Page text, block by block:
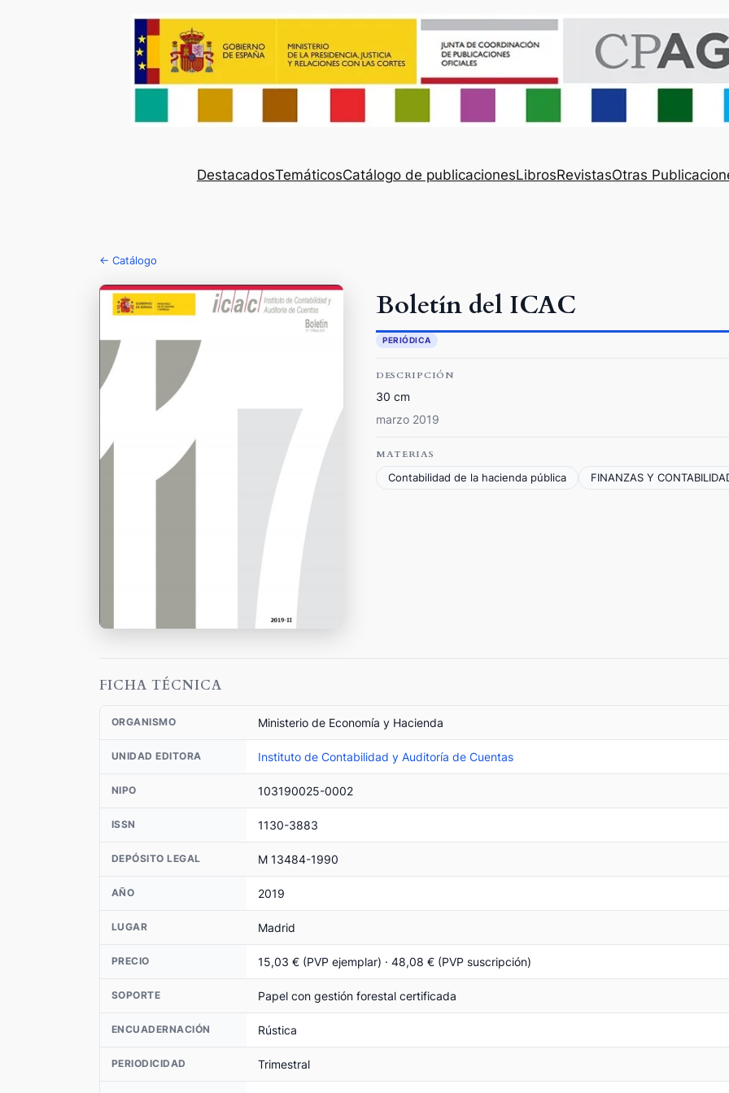
DestacadosTemáticosCatálogo de publicacionesLibrosRevistasOtras
← Catálogo
Boletín del ICAC
PERIÓDICA
DESCRIPCIÓN
30 cm
marzo 2019
MATERIAS
Contabilidad de la hacienda pública
FINANZAS Y
FICHA TÉCNICA
ORGANISMO Ministerio de Economía y Hacienda
UNIDAD EDITORA Instituto de Contabilidad y Auditoría de Cuentas
NIPO 103190025-0002
ISSN 1130-3883
DEPÓSITO LEGAL M 13484-1990
AÑO 2019
LUGAR Madrid
PRECIO 15,03 € (PVP ejemplar) · 48,08 € (PVP suscripción)
SOPORTE Papel con gestión forestal certificada
ENCUADERNACIÓN Rústica
PERIODICIDAD Trimestral